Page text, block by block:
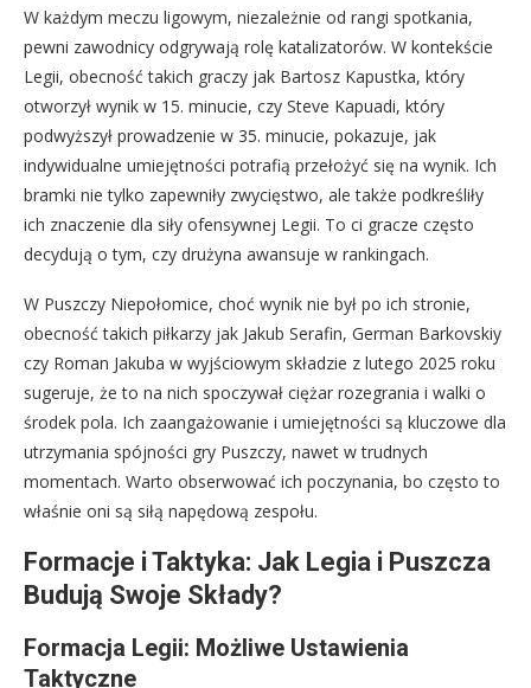
W każdym meczu ligowym, niezależnie od rangi spotkania,
pewni zawodnicy odgrywają rolę katalizatorów. W kontekście
Legii, obecność takich graczy jak Bartosz Kapustka, który
otworzył wynik w 15. minucie, czy Steve Kapuadi, który
podwyższył prowadzenie w 35. minucie, pokazuje, jak
indywidualne umiejętności potrafią przełożyć się na wynik. Ich
bramki nie tylko zapewniły zwycięstwo, ale także podkreśliły
ich znaczenie dla siły ofensywnej Legii. To ci gracze często
decydują o tym, czy drużyna awansuje w rankingach.
W Puszczy Niepołomice, choć wynik nie był po ich stronie,
obecność takich piłkarzy jak Jakub Serafin, German Barkovskiy
czy Roman Jakuba w wyjściowym składzie z lutego 2025 roku
sugeruje, że to na nich spoczywał ciężar rozegrania i walki o
środek pola. Ich zaangażowanie i umiejętności są kluczowe dla
utrzymania spójności gry Puszczy, nawet w trudnych
momentach. Warto obserwować ich poczynania, bo często to
właśnie oni są siłą napędową zespołu.
Formacje i Taktyka: Jak Legia i Puszcza
Budują Swoje Składy?
Formacja Legii: Możliwe Ustawienia
Taktyczne